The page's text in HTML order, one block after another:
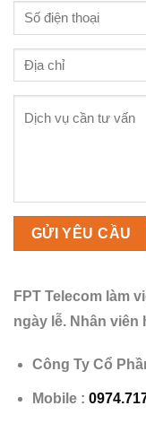
FPT Telecom làm
ngày lễ. Nhân viên
Công Ty Cổ
Mobile :